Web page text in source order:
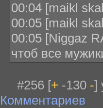
00:04 [maikl
00:05 [maikl
00:05 [Niggaz
чтоб все
#256 [+ -130 -]
Комментариев